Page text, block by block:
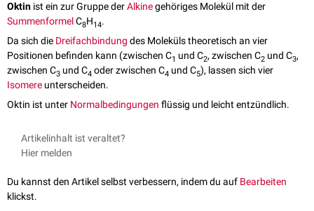
Oktin ist ein zur Gruppe derAlkinegehöriges Molekül mit der
SummenformelC8H14.
Da sich die Dreifachbindung des Moleküls theoretisch an vier
Positionen befinden kann (zwischen C1 und C2, zwischen C2 und C3,
zwischen C3 und C4 oder zwischen C4 und C5), lassen sich vier
Isomere unterscheiden.
Oktin ist unter Normalbedingungen flüssig und leicht entzündlich.
Artikelinhalt ist veraltet?
Hier melden
Du kannst den Artikel selbst verbessern, indem du auf Bearbeiten
klickst.